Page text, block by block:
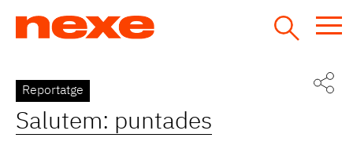
Back
to
top
Reportatge
Salutem: puntades